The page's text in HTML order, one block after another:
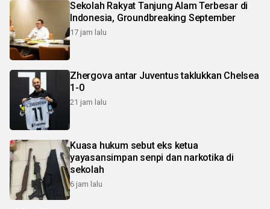
Sekolah Rakyat Tanjung Alam Terbesar di
Indonesia, Groundbreaking September
17 jam lalu
Zhergova antar Juventus taklukkan Chelsea
1-0
21 jam lalu
Kuasa hukum sebut eks ketua
yayasansimpan senpi dan narkotika di
sekolah
6 jam lalu